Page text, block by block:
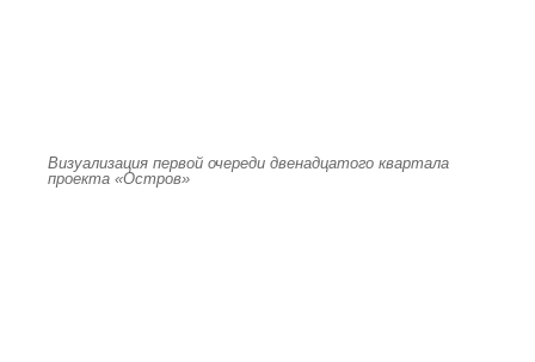
Визуализация первой очереди двенадцатого квартала
проекта «Остров»